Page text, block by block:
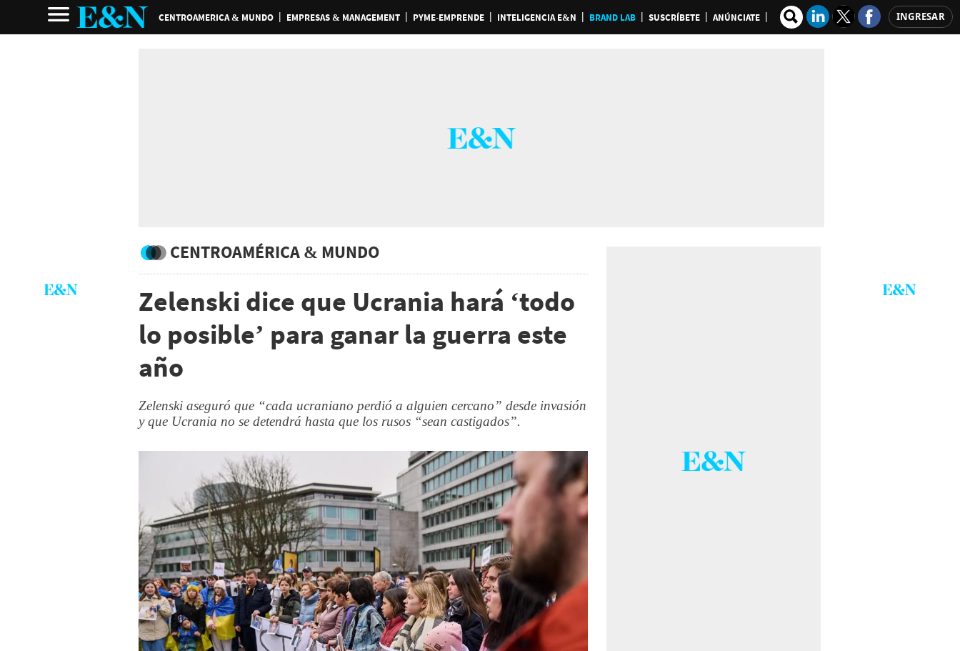
CENTROAMERICA & MUNDO EMPRESAS & MANAGEMENT PYME-EMPRENDE INTELIGENCIA E&N BRAND LAB SUSCRÍBETE ANÚNCIATE INGRESAR
CENTROAMÉRICA & MUNDO
Zelenski dice que Ucrania hará ‘todo
lo posible’ para ganar la guerra este
año
Zelenski aseguró que “cada ucraniano perdió a alguien cercano” desde invasión
y que Ucrania no se detendrá hasta que los rusos “sean castigados”.